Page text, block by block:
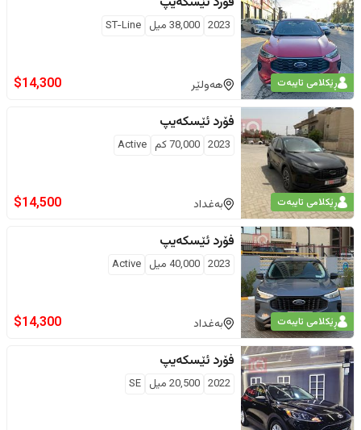
ڕێکلامی تایبەت
2023
38,000 ميل ST-Line
هەولێر $14,300
ڕێکلامی تایبەت
فۆرد ئێسکەیپ
2023
70,000كم Active
بەغداد $14,500
ڕێکلامی تایبەت
فۆرد ئێسکەیپ
2023
40,000 ميل Active
بەغداد $14,300
فۆرد ئێسکەیپ
2022
20,500 ميل SE